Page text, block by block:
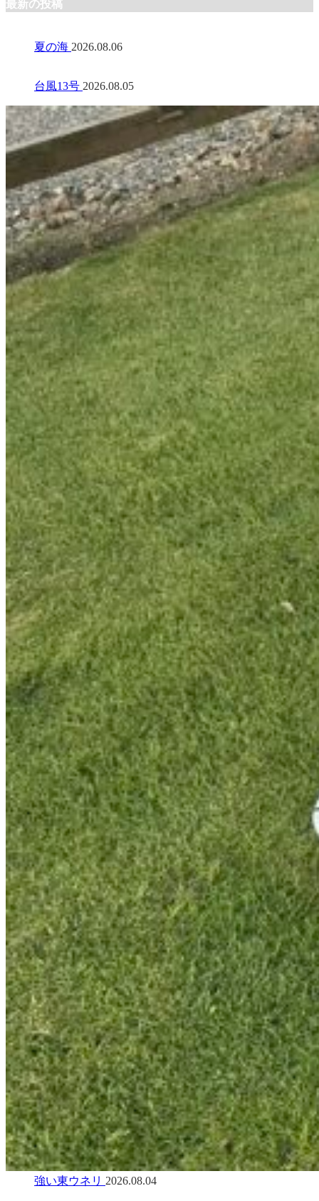
最新の投稿
夏の海 2026.08.06
台風13号 2026.08.05
強い東ウネリ 2026.08.04